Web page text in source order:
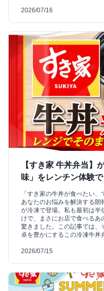
2026/07/16
【すき家 牛丼弁当】
味」をレンチン体験
「すき家の牛丼が食べたい
あなたのお悩みを解決する朗
が冷凍で登場。私も最初は半
けで、まさにお店で食べるあ
驚きました。この記事では、
卓を豊かにするこの冷凍牛丼
2026/07/15